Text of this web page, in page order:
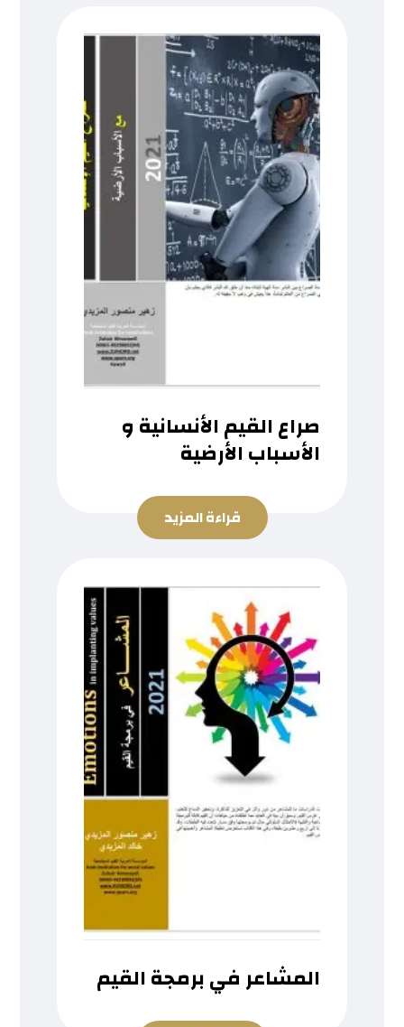
صراع القيم الأنسانية و
الأسباب الأرضية
قراءة المزيد
المشاعر في برمجة القيم